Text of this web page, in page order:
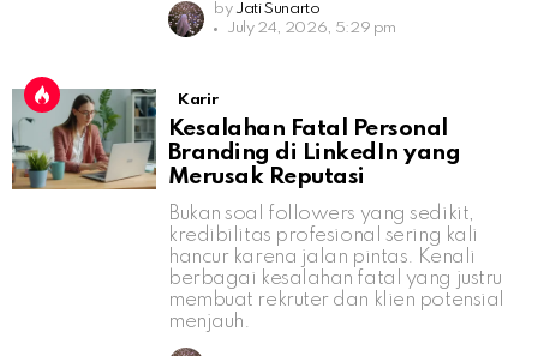
by Jati Sunarto
July 24, 2026, 5:29 pm
Karir
Kesalahan Fatal Personal
Branding di LinkedIn yang
Merusak Reputasi
Bukan soal followers yang sedikit,
kredibilitas profesional sering kali
hancur karena jalan pintas. Kenali
berbagai kesalahan fatal yang justru
membuat rekruter dan klien potensial
menjauh.